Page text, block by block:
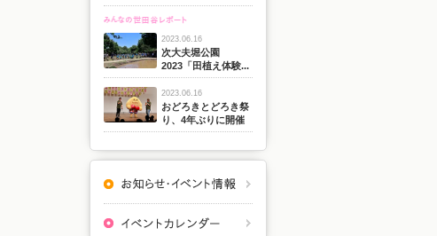
2023.06.16
次大夫堀公園
2023「田植え体験...
2023.06.16
おどろきとどろき祭
り、4年ぶりに開催